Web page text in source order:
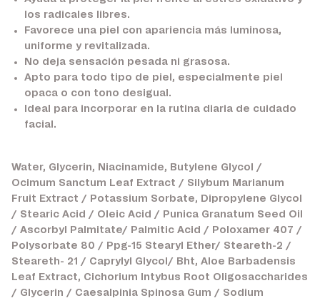
los radicales libres.
Favorece una piel con apariencia más luminosa,
uniforme y revitalizada.
No deja sensación pesada ni grasosa.
Apto para todo tipo de piel, especialmente piel
opaca o con tono desigual.
Ideal para incorporar en la rutina diaria de cuidado
facial.
Water, Glycerin, Niacinamide, Butylene Glycol /
Ocimum Sanctum Leaf Extract / Silybum Marianum
Fruit Extract / Potassium Sorbate, Dipropylene Glycol
/ Stearic Acid / Oleic Acid / Punica Granatum Seed Oil
/ Ascorbyl Palmitate/ Palmitic Acid / Poloxamer 407 /
Polysorbate 80 / Ppg-15 Stearyl Ether/ Steareth-2 /
Steareth- 21 / Caprylyl Glycol/ Bht, Aloe Barbadensis
Leaf Extract, Cichorium Intybus Root Oligosaccharides
/ Glycerin / Caesalpinia Spinosa Gum / Sodium